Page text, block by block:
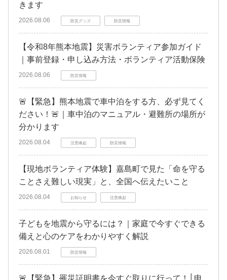
きます
2026.08.06 防災グッズ 防災情報
【令和8年熊本地震】災害ボランティア参加ガイド
｜事前登録・申し込み方法・ボランティア活動保険
2026.08.06 防災情報
🚨【緊急】熊本地震で車中泊をする方、必ず見てく
ださい！🚨｜車中泊のマニュアル・避難所の場所が
分かります
2026.08.04 注意喚起 防災情報
【現地ボランティア体験】嘉島町で見た「命を守る
ことさえ難しい現実」と、全国へ伝えたいこと
2026.08.04 お知らせ 注意喚起
子どもを地震から守るには？｜家庭で今すぐできる
備えと心のケアをわかりやすく解説
2026.08.01 防災情報